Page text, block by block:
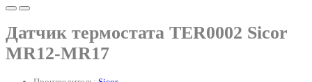
Датчик термостата TER0002 Sicor
MR12-MR17